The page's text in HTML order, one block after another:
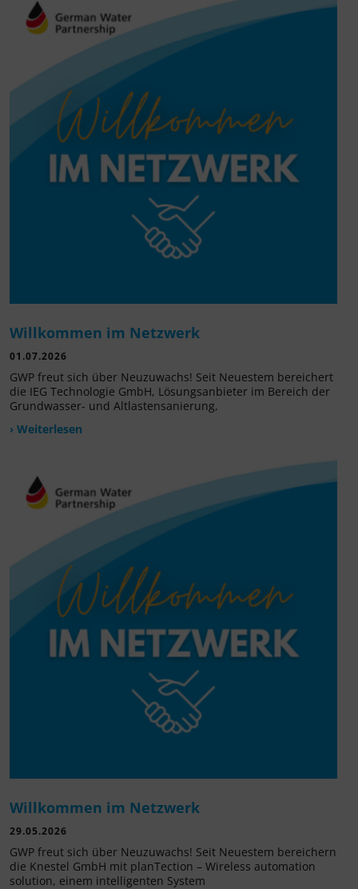
Willkommen im Netzwerk
01.07.2026
GWP freut sich über Neuzuwachs! Seit Neuestem bereichert
die IEG Technologie GmbH, Lösungsanbieter im Bereich der
Grundwasser- und Altlastensanierung,
› Weiterlesen
Willkommen im Netzwerk
29.05.2026
GWP freut sich über Neuzuwachs! Seit Neuestem bereichern
die Knestel GmbH mit planTection – Wireless automation
solution, einem intelligenten System